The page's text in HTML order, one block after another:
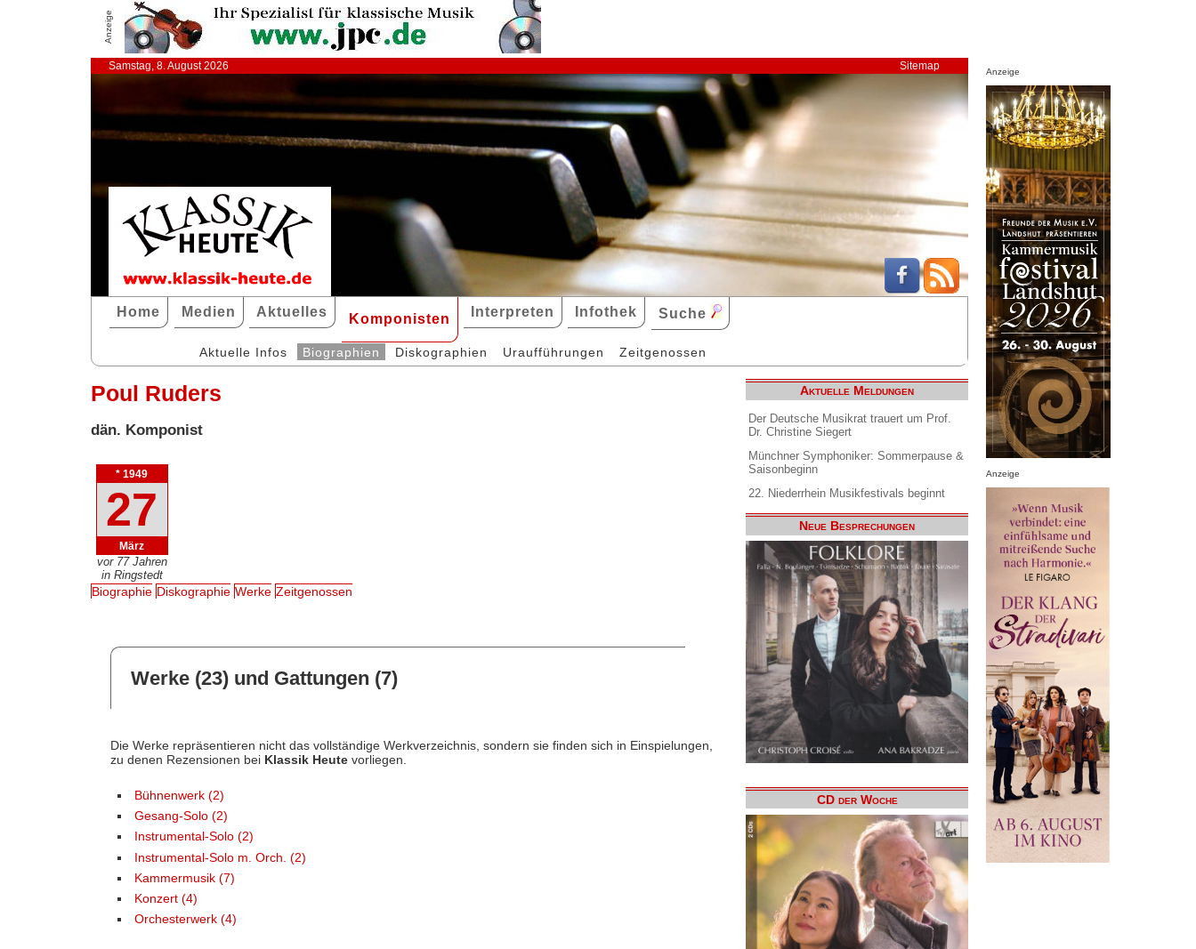
Anzeige
Samstag, 8. August 2026 Sitemap
Home Medien Aktuelles Komponisten Interpreten Infothek Suche
Aktuelle Infos Biographien Diskographien Uraufführungen Zeitgenossen
Poul Ruders
dän. Komponist
* 1949
27
März
vor 77 Jahren
in Ringstedt
Biographie Diskographie Werke Zeitgenossen
Werke (23) und Gattungen (7)
Die Werke repräsentieren nicht das vollständige Werkverzeichnis, sondern sie finden sich in Einspielungen,
zu denen Rezensionen bei Klassik Heutevorliegen.
Bühnenwerk (2)
Gesang-Solo (2)
Instrumental-Solo (2)
Instrumental-Solo m. Orch. (2)
Kammermusik (7)
Konzert (4)
Orchesterwerk (4)
Aktuelle Meldungen
Der Deutsche Musikrat trauert um Prof.
Dr. Christine Siegert
Münchner Symphoniker: Sommerpause &
Saisonbeginn
22. Niederrhein Musikfestivals beginnt
Neue Besprechungen
CD der Woche
Anzeige
Anzeige